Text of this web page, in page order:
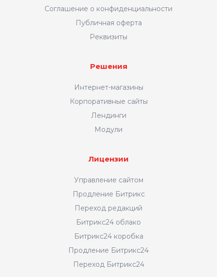
страница
Создайте главную страницу
, и покупатель не захочет с нее
уходить. Ведь именно
на лендингах, по статистике, дольше
задерживаются посетители. Именно
формат лендинга стимулирует
к взаимодействию со страницей - а это
Соглашение о конфиденциальности
Публичная оферта
Реквизиты
Решения
Интернет-магазины
Корпоративные сайты
Лендинги
Модули
Лицензии
Управление сайтом
Продление Битрикс
Переход редакций
Битрикс24 облако
Битрикс24 коробка
Продление Битрикс24
Переход Битрикс24